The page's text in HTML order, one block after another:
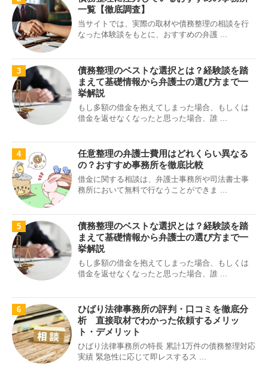
一覧【徹底調査】
当サイトでは、実際の取材や債務整理の相談を行
なった体験談をもとに、おすすめの弁護 ...
3
債務整理のベストな選択とは？経験談を踏
まえて基礎情報から弁護士の選び方まで一
挙解説
もし多額の借金を抱えてしまった場合、もしくは
借金を返せなくなったと思った場合、誰 ...
4
任意整理の弁護士費用はどれくらい異なる
の？おすすめ事務所を徹底比較
借金に関する相談は、弁護士事務所や司法書士事
務所において無料で行なうことができま ...
5
債務整理のベストな選択とは？経験談を踏
まえて基礎情報から弁護士の選び方まで一
挙解説
もし多額の借金を抱えてしまった場合、もしくは
借金を返せなくなったと思った場合、誰 ...
6
ひばり法律事務所の評判・口コミを徹底分
析 直接取材でわかった依頼するメリッ
ト・デメリット
ひばり法律事務所の特長 累計1万件の債務整理対応
実績 緊急性に応じて即レスするス ...